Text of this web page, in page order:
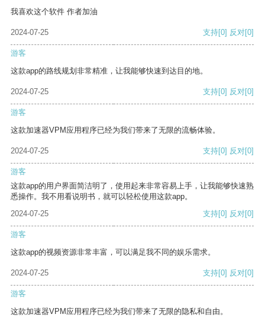
我喜欢这个软件 作者加油
2024-07-25 支持[0] 反对[0]
游客
这款app的路线规划非常精准，让我能够快速到达目的地。
2024-07-25 支持[0] 反对[0]
游客
这款加速器VPM应用程序已经为我们带来了无限的流畅体验。
2024-07-25 支持[0] 反对[0]
游客
这款app的用户界面简洁明了，使用起来非常容易上手，让我能够快速熟
悉操作。我不用看说明书，就可以轻松使用这款app。
2024-07-25
支持[0] 反对[0]
游客
这款app的视频资源非常丰富，可以满足我不同的娱乐需求。
2024-07-25 支持[0] 反对[0]
游客
这款加速器VPM应用程序已经为我们带来了无限的隐私和自由。